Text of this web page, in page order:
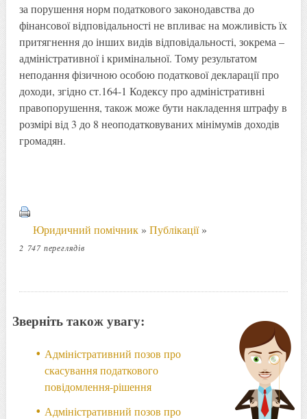
за порушення норм податкового законодавства до
фінансової відповідальності не впливає на можливість їх
притягнення до інших видів відповідальності, зокрема –
адміністративної і кримінальної. Тому результатом
неподання фізичною особою податкової декларації про
доходи, згідно ст.164-1 Кодексу про адміністративні
правопорушення, також може бути накладення штрафу в
розмірі від 3 до 8 неоподатковуваних мінімумів доходів
громадян.
Юридичний помічник» Публікації»
2 747 переглядів
Зверніть також увагу:
Адміністративний позов про
скасування податкового
повідомлення-рішення
Адміністративний позов про